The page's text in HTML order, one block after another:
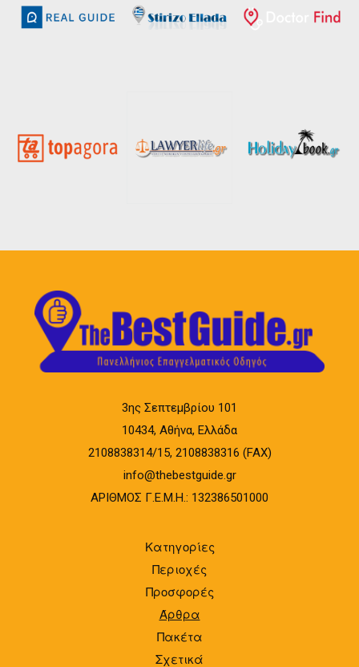
3ης Σεπτεμβρίου 101
10434, Αθήνα, Ελλάδα
2108838314/15, 2108838316 (FAX)
info@thebestguide.gr
ΑΡΙΘΜΟΣ Γ.Ε.Μ.Η.: 132386501000
Κατηγορίες
Περιοχές
Προσφορές
Άρθρα
Πακέτα
Σχετικά